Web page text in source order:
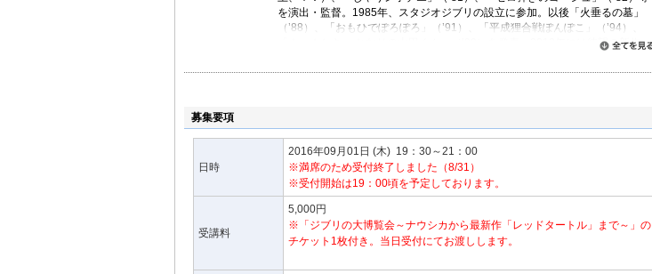
「インタビュー」“The Interview” 7分42秒／1978年（卒業制作作品）
「掃除屋トム」“Tom Sweep” 2分37秒／1992年
「アロマ・オブ・ティー」“The Aroma of Tea” 3 分30 秒／2006年
米国アカデミー賞短編アニメーション映画賞
英国アカデミー賞短編アニメーション映画賞
アヌシー国際アニメーション映画祭 グランプリ・観客賞
ザグレブ国際アニメーション映画祭 グランプリ
広島国際アニメーションフェスティバル グランプリ・観客賞 など
「お坊さんと魚」
オタワ国際アニメーション映画祭 審査員特別賞
を演出・監督。1985年、スタジオジブリの設立に参加。以後「火垂るの墓」
（’88）、「おもひでぽろぽろ」（’91）、「平成狸合戦ぽんぽこ」（’94）、
「ホーホケキョ となりの山田くん」（’99）を発表。2013年には待望の新作
ロサンゼルス映画批評家協会賞（アニメーション映画部門）等を受賞し、米国
作・脚本・監督：マイケル・デュドク・ドゥ・ヴィット）ではアーティスティ
ック・プロデューサーを務めている。
著作に『映画を作りながら考えたこと』『十二世紀のアニメーション』（以上
徳間書店刊）、『ジャック･プレヴェール ことばたち』（ぴあ刊、訳および解
説と注解）、『ジャック・プレヴェール 鳥への挨拶』（ぴあ刊、編・訳）、
『一枚の絵から/日本編』『一枚の絵から/海外編』『アニメーション、折りにふ
募集要項
日時
2016年09月01日 (木) 19：30～21：00
※満席のため受付終了しました（8/31）
※受付開始は19：00頃を予定しております。
受講料
5,000円
※「ジブリの大博覧会～ナウシカから最新作「レッドタートル」まで～」の
チケット1枚付き。当日受付にてお渡しします。